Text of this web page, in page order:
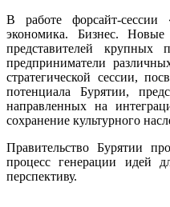
В работе форсайт-сессии
экономика. Бизнес.
представителей
предприниматели
стратегической сессии,
потенциала Бурятии,
направленных на
сохранение культурного
Правительство Бурятии
процесс генерации идей
перспективу.